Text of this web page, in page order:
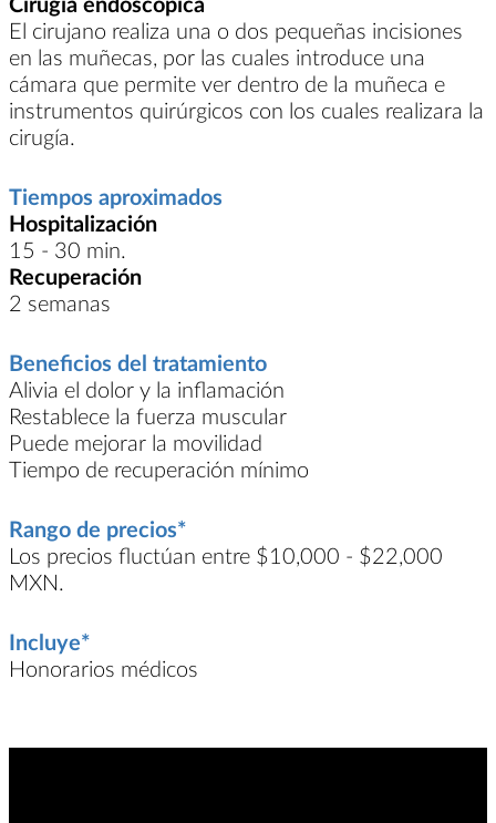
El cirujano realiza una o dos pequeñas incisiones
en las muñecas, por las cuales introduce una
cámara que permite ver dentro de la muñeca e
instrumentos quirúrgicos con los cuales realizara la
cirugía.
Tiempos aproximados
Hospitalización
15 - 30 min.
Recuperación
2 semanas
Beneficios del tratamiento
Alivia el dolor y la inflamación
Restablece la fuerza muscular
Puede mejorar la movilidad
Tiempo de recuperación mínimo
Rango de precios*
Los precios fluctúan entre $10,000 - $22,000
MXN.
Incluye*
Honorarios médicos